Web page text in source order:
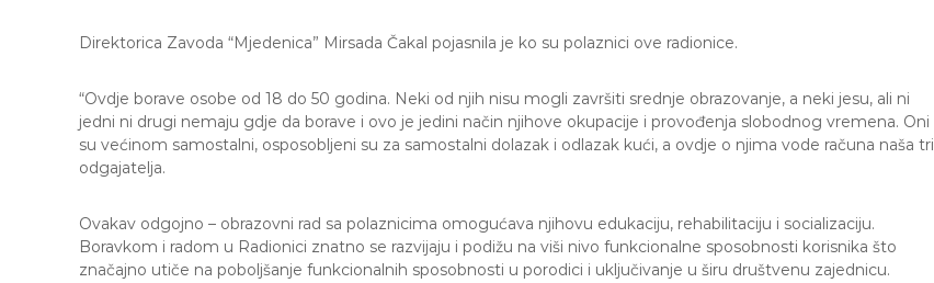
Direktorica Zavoda “Mjedenica” Mirsada Čakal pojasnila je ko su polaznici ove radionice.
“Ovdje borave osobe od 18 do 50 godina. Neki od njih nisu mogli završiti srednje obrazovanje, a neki jesu, ali ni
jedni ni drugi nemaju gdje da borave i ovo je jedini način njihove okupacije i provođenja slobodnog vremena. Oni
su većinom samostalni, osposobljeni su za samostalni dolazak i odlazak kući, a ovdje o njima vode računa naša tri
odgajatelja.
Ovakav odgojno – obrazovni rad sa polaznicima omogućava njihovu edukaciju, rehabilitaciju i socializaciju.
Boravkom i radom u Radionici znatno se razvijaju i podižu na viši nivo funkcionalne sposobnosti korisnika što
značajno utiče na poboljšanje funkcionalnih sposobnosti u porodici i uključivanje u širu društvenu zajednicu.